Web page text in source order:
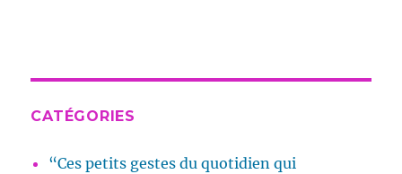
CATÉGORIES
“Ces petits gestes du quotidien qui